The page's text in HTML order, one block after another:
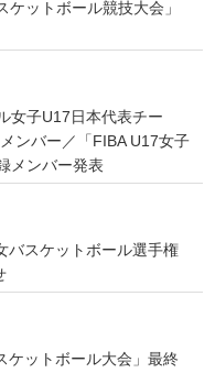
ットボール競技大会」
女子U17日本代表チー
バー／「FIBA U17女子
メンバー発表
バスケットボール選手権
ケットボール大会」最終